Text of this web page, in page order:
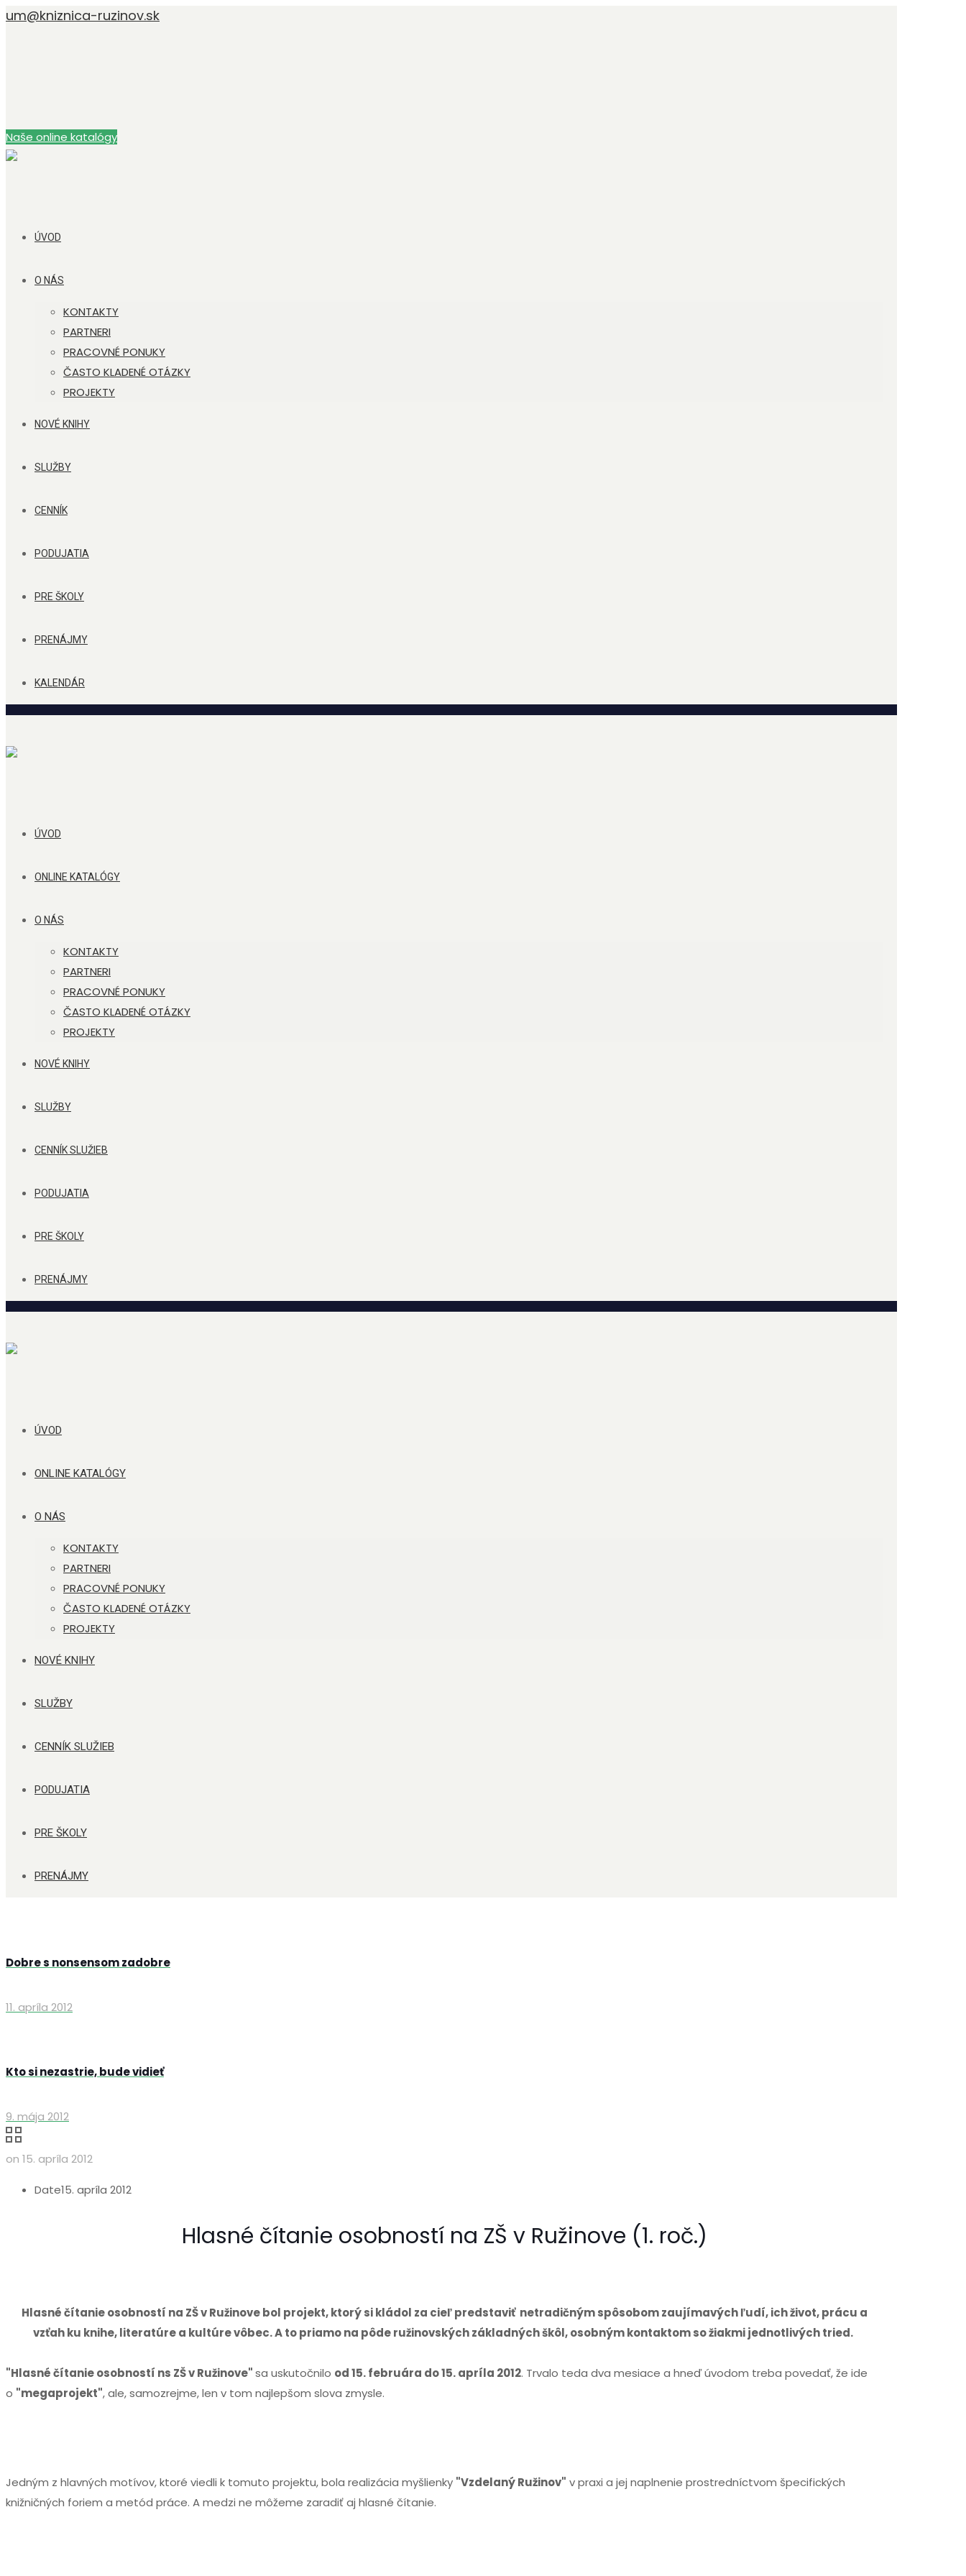
um@kniznica-ruzinov.sk
Naše online katalógy
ÚVOD
O NÁS
KONTAKTY
PARTNERI
PRACOVNÉ PONUKY
ČASTO KLADENÉ OTÁZKY
PROJEKTY
NOVÉ KNIHY
SLUŽBY
CENNÍK
PODUJATIA
PRE ŠKOLY
PRENÁJMY
KALENDÁR
ÚVOD
ONLINE KATALÓGY
O NÁS
KONTAKTY
PARTNERI
PRACOVNÉ PONUKY
ČASTO KLADENÉ OTÁZKY
PROJEKTY
NOVÉ KNIHY
SLUŽBY
CENNÍK SLUŽIEB
PODUJATIA
PRE ŠKOLY
PRENÁJMY
ÚVOD
ONLINE KATALÓGY
O NÁS
KONTAKTY
PARTNERI
PRACOVNÉ PONUKY
ČASTO KLADENÉ OTÁZKY
PROJEKTY
NOVÉ KNIHY
SLUŽBY
CENNÍK SLUŽIEB
PODUJATIA
PRE ŠKOLY
PRENÁJMY
Dobre s nonsensom zadobre
11. apríla 2012
Kto si nezastrie, bude vidieť
9. mája 2012
on 15. apríla 2012
Date15. apríla 2012
Hlasné čítanie osobností na ZŠ v Ružinove (1. roč.)
Hlasné čítanie osobností na ZŠ v Ružinove bol projekt, ktorý si kládol za cieľ predstaviť netradičným spôsobom zaujímavých ľudí, ich život, prácu a
vzťah ku knihe, literatúre a kultúre vôbec. A to priamo na pôde ružinovských základných škôl, osobným kontaktom so žiakmi jednotlivých tried.
"Hlasné čítanie osobností ns ZŠ v Ružinove"sa uskutočnilo od 15. februára do 15. apríla 2012. Trvalo teda dva mesiace a hneď úvodom treba povedať, že ide
o "megaprojekt", ale, samozrejme, len v tom najlepšom slova zmysle.
Jedným z hlavných motívov, ktoré viedli k tomuto projektu, bola realizácia myšlienky "Vzdelaný Ružinov" v praxi a jej naplnenie prostredníctvom špecifických
knižničných foriem a metód práce. A medzi ne môžeme zaradiť aj hlasné čítanie.